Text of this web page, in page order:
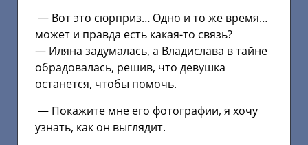
— Вот это сюрприз… Одно и то же время…
может и правда есть какая-то связь?
— Иляна задумалась, а Владислава в тайне
обрадовалась, решив, что девушка
останется, чтобы помочь.
— Покажите мне его фотографии, я хочу
узнать, как он выглядит.